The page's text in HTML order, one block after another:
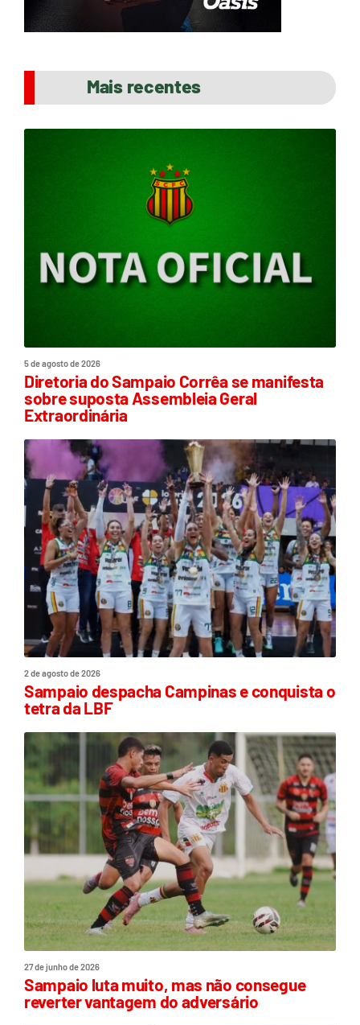
Mais recentes
5 de agosto de 2026
Diretoria do Sampaio Corrêa se manifesta
sobre suposta Assembleia Geral
Extraordinária
2 de agosto de 2026
Sampaio despacha Campinas e conquista o
tetra da LBF
27 de junho de 2026
Sampaio luta muito, mas não consegue
reverter vantagem do adversário